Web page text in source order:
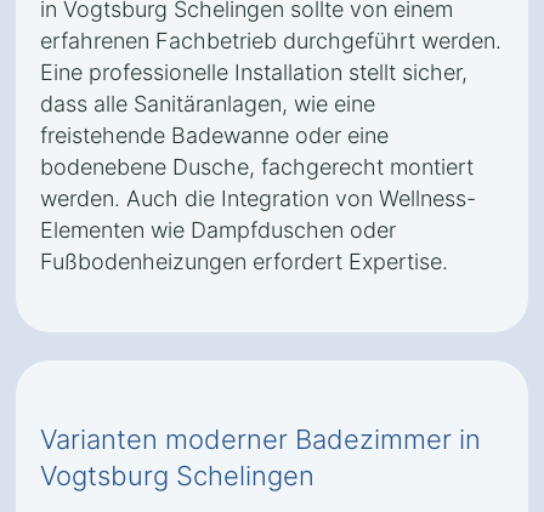
in Vogtsburg Schelingen sollte von einem
erfahrenen Fachbetrieb durchgeführt werden.
Eine professionelle Installation stellt sicher,
dass alle Sanitäranlagen, wie eine
freistehende Badewanne oder eine
bodenebene Dusche, fachgerecht montiert
werden. Auch die Integration von Wellness-
Elementen wie Dampfduschen oder
Fußbodenheizungen erfordert Expertise.
Varianten moderner Badezimmer in
Vogtsburg Schelingen